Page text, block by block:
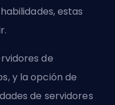
estas
de
y la opción de
de servidores